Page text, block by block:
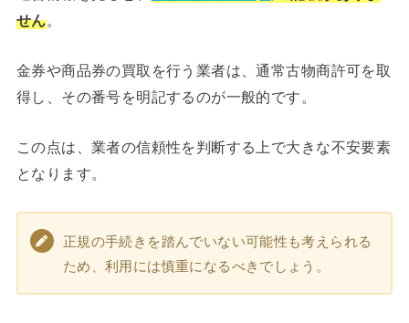
せん。
金券や商品券の買取を行う業者は、通常古物商許可を取
得し、その番号を明記するのが一般的です。
この点は、業者の信頼性を判断する上で大きな不安要素
となります。
正規の手続きを踏んでいない可能性も考えられる
ため、利用には慎重になるべきでしょう。